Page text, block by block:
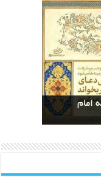
The
Divine
به ائمه
قدس
هنرمند
امام
در
کشور